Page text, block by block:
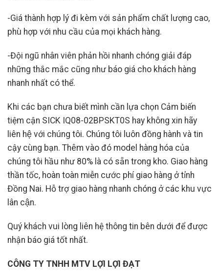
-Giá thành hợp lý đi kèm với sản phẩm chất lượng cao,
phù hợp với nhu cầu của mọi khách hàng.
-Đội ngũ nhân viên phản hồi nhanh chóng giải đáp
những thắc mắc cũng như báo giá cho khách hàng
nhanh nhất có thể.
Khi các bạn chưa biết mình cần lựa chọn Cảm biến
tiệm cận SICK IQ08-02BPSKT0S hay không xin hãy
liên hệ với chúng tôi. Chúng tôi luôn đồng hành và tin
cậy cùng bạn. Thêm vào đó model hàng hóa của
chúng tôi hầu như 80% là có sẵn trong kho. Giao hàng
thần tốc, hoàn toàn miễn cước phí giao hàng ở tỉnh
Đồng Nai. Hỗ trợ giao hàng nhanh chóng ở các khu vực
lân cận.
Quý khách vui lòng liên hệ thông tin bên dưới để được
nhận báo giá tốt nhất.
CÔNG TY TNHH MTV LỢI LỢI ĐẠT